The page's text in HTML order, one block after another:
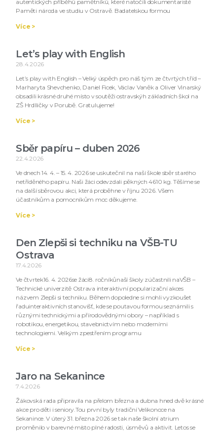
autentických příběhů pamětníků, které natočili dokumentaristé
Paměti národa ve studiu v Ostravě. Badatelskou formou
Více >
Let’s play with English
28.4.2026
Let’s play with English – Velký úspěch pro náš tým ze čtvrtých tříd –
Marharyta Shevchenko, Daniel Ficek, Václav Vaněk a Oliver Vinarský
obsadili krásné druhé místo v soutěži ostravskýh základních škol na
ZŠ Hrdlličky v Porubě. Gratulujeme!
Více >
Sběr papíru – duben 2026
22.4.2026
Ve dnech 14. 4. – 15. 4. 2026 se uskutečnil na naší škole sběr starého
netříděného papíru. Naši žáci odevzdali pěkných 4610 kg. Těšíme se
na další sběrovou akci, která proběhne v říjnu 2026. Všem
účastníkům a pomocníkům moc děkujeme.
Více >
Den Zlepši si techniku na VŠB-TU
Ostrava
17.4.2026
Ve čtvrtek16. 4. 2026se žáci8. ročníkůnaší školy zúčastnili naVŠB –
Technické univerzitě Ostrava interaktivní popularizační akces
názvem Zlepši si techniku. Během dopoledne si mohli vyzkoušet
řaduinteraktivních stanovišť, kde se poutavou formou seznámili s
různými technickými a přírodovědnými obory – například s
robotikou, energetikou, stavebnictvím nebo moderními
technologiemi. Velkým zpestřením programu
Více >
Jaro na Sekanince
7.4.2026
Žákovská rada připravila na přelom března a dubna hned dvě krásné
akce pro děti i seniory.Tou první byly tradiční Velikonoce na
Sekanince. V úterý 31. března 2026 se tak naše školní atrium
proměnilo v barevné místo plné radosti, úsměvů a aktivit. Letos se